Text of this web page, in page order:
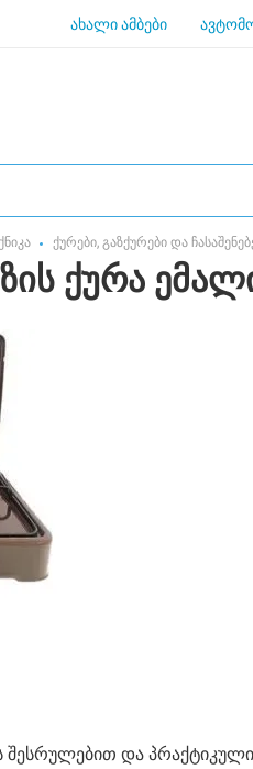
ახალი ამბები
ქურები, გაზქურები და
ქურა
შესრულებით და